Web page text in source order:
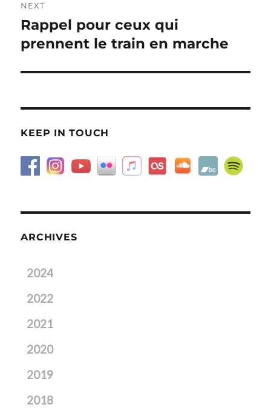
NEXT
Next
post:
Rappel pour ceux qui
prennent le train en marche
KEEP IN TOUCH
ARCHIVES
2024
2022
2021
2020
2019
2018